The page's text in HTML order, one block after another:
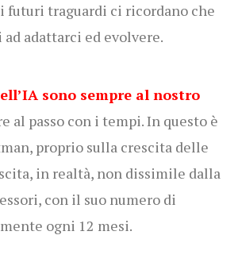
futuri traguardi ci ricordano che
adattarci ed evolvere.
sono sempre al nostro
al passo con i tempi. In questo è
proprio sulla crescita delle
in realtà, non dissimile dalla
con il suo numero di
ogni 12 mesi.